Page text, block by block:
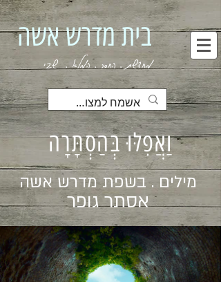
בית מדרש אשה
מחדשת . החסר . המלא . שבי
וַאֲפִלּוּ בְּהַסְתָּרָה
מילים . בשפת מדרש אשה
אסתר גופר